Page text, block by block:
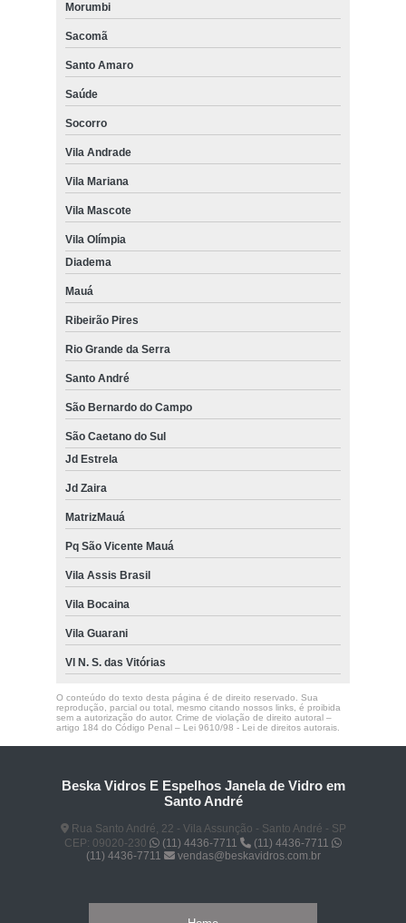
Morumbi
Sacomã
Santo Amaro
Saúde
Socorro
Vila Andrade
Vila Mariana
Vila Mascote
Vila Olímpia
Diadema
Mauá
Ribeirão Pires
Rio Grande da Serra
Santo André
São Bernardo do Campo
São Caetano do Sul
Jd Estrela
Jd Zaira
MatrizMauá
Pq São Vicente Mauá
Vila Assis Brasil
Vila Bocaina
Vila Guarani
Vl N. S. das Vitórias
O conteúdo do texto desta página é de direito reservado. Sua
reprodução, parcial ou total, mesmo citando nossos links, é proibida
sem a autorização do autor. Crime de violação de direito autoral –
artigo 184 do Código Penal – Lei 9610/98 - Lei de direitos autorais.
Beska Vidros E Espelhos Janela de Vidro em
Santo André
Rua Santo André, 22 - Vila Assunção - Santo André - SP
CEP: 09020-230
(11) 4436-7711
(11) 4436-7711
(11) 4436-7711
vendas@beskavidros.com.br